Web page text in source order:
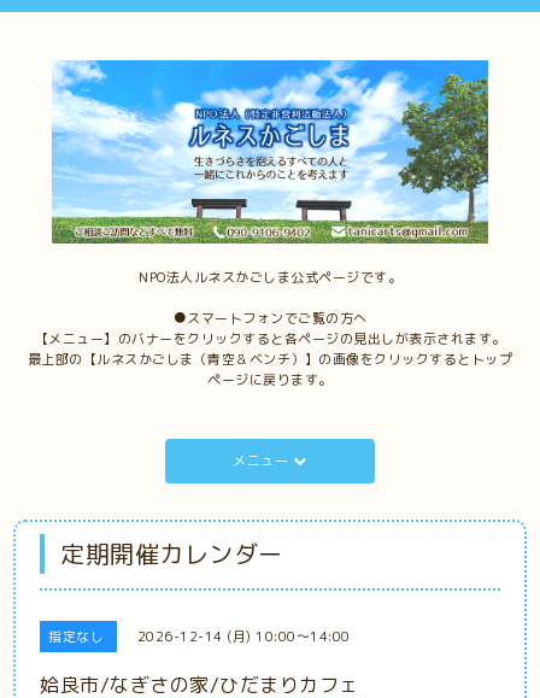
NPO法人ルネスかごしま公式ページです。
●スマートフォンでご覧の方へ
【メニュー】のバナーをクリックすると各ページの見出しが表示されます。
最上部の【ルネスかごしま（青空＆ベンチ）】の画像をクリックするとトップ
ページに戻ります。
メニュー
定期開催カレンダー
指定なし 2026-12-14 (月) 10:00～14:00
姶良市/なぎさの家/ひだまりカフェ